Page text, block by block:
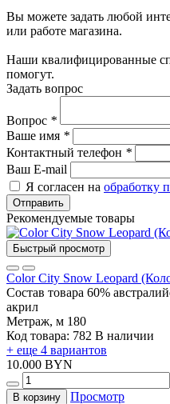
Вы можете задать любой
или работе магазина.
Наши квалифицированные
помогут.
Задать вопрос
Вопрос *
Ваше имя *
Контактный телефон *
Ваш E-mail
Я согласен на обработку
Отправить
Рекомендуемые товары
Быстрый просмотр
Color City Snow Leopard
Состав товара 60%
акрил
Метраж, м 180
Код товара: 782 В наличии
+ еще 4 вариантов
10.000 BYN
В корзину Просмотр